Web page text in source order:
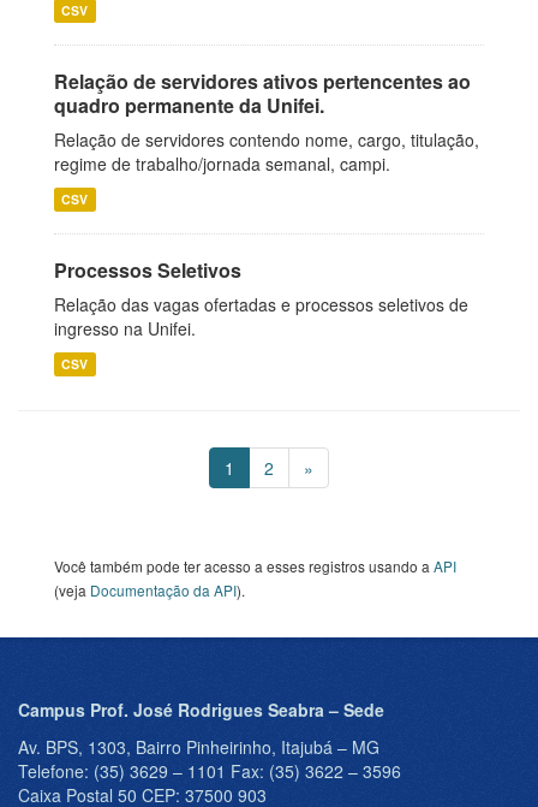
CSV
Relação de servidores ativos pertencentes ao
quadro permanente da Unifei.
Relação de servidores contendo nome, cargo, titulação,
regime de trabalho/jornada semanal, campi.
CSV
Processos Seletivos
Relação das vagas ofertadas e processos seletivos de
ingresso na Unifei.
CSV
1 2 »
Você também pode ter acesso a esses registros usando a API
(veja Documentação da API).
Campus Prof. José Rodrigues Seabra – Sede
Av. BPS, 1303, Bairro Pinheirinho, Itajubá – MG
Telefone: (35) 3629 – 1101 Fax: (35) 3622 – 3596
Caixa Postal 50 CEP: 37500 903